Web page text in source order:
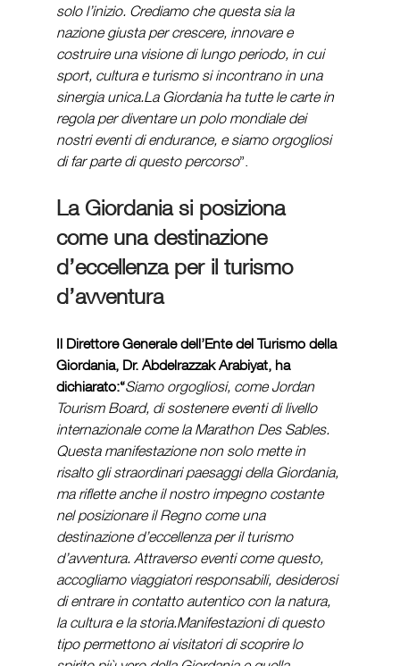
solo l’inizio. Crediamo che questa sia la
nazione giusta per crescere, innovare e
costruire una visione di lungo periodo, in cui
sport, cultura e turismo si incontrano in una
sinergia unica.La Giordania ha tutte le carte in
regola per diventare un polo mondiale dei
nostri eventi di endurance, e siamo orgogliosi
di far parte di questo percorso”.
La Giordania si posiziona
come una destinazione
d’eccellenza per il turismo
d’avventura
Il Direttore Generale dell’Ente del Turismo della
Giordania, Dr. Abdelrazzak Arabiyat, ha
dichiarato:“Siamo orgogliosi, come Jordan
Tourism Board, di sostenere eventi di livello
internazionale come la Marathon Des Sables.
Questa manifestazione non solo mette in
risalto gli straordinari paesaggi della Giordania,
ma riflette anche il nostro impegno costante
nel posizionare il Regno come una
destinazione d’eccellenza per il turismo
d’avventura. Attraverso eventi come questo,
accogliamo viaggiatori responsabili, desiderosi
di entrare in contatto autentico con la natura,
la cultura e la storia.Manifestazioni di questo
tipo permettono ai visitatori di scoprire lo